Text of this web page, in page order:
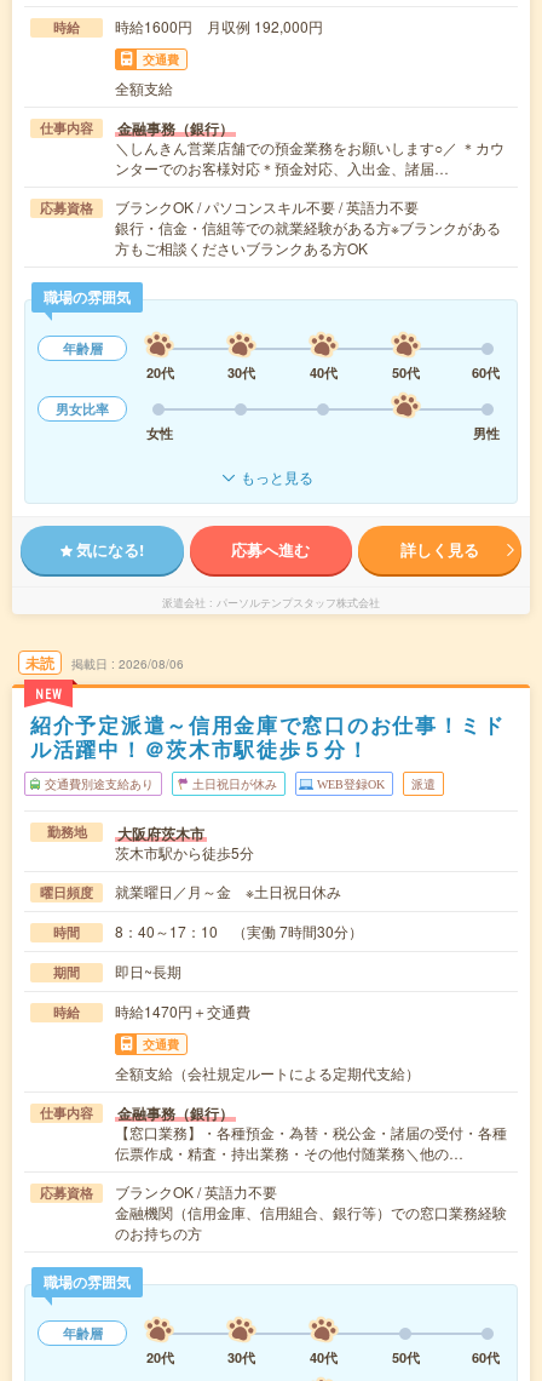
時給 時給1600円 月収例 192,000円
交通費
全額支給
仕事内容 金融事務（銀行）
＼しんきん営業店舗での預金業務をお願いします○／ ＊カウ
ンターでのお客様対応＊預金対応、入出金、諸届…
応募資格
ブランクOK / パソコンスキル不要 / 英語力不要
銀行・信金・信組等での就業経験がある方※ブランクがある
方もご相談くださいブランクある方OK
職場の雰囲気
年齢層
20代
30代 40代 50代
60代
男女比率
女性
男性
もっと見る
気になる! 応募へ進む 詳しく見る
派遣会社 パーソルテンプスタッフ株式会社
未読
NEW
掲載日 2026/08/06
紹介予定派遣～信用金庫で窓口のお仕事！ミド
ル活躍中！＠茨木市駅徒歩５分！
交通費別途支給あり 土日祝日が休み WEB登録OK 派遣
勤務地 大阪府茨木市
茨木市駅から徒歩5分
曜日頻度 就業曜日／月～金 ※土日祝日休み
時間 8：40～17：10 （実働 7時間30分）
期間 即日~長期
時給 時給1470円＋交通費
交通費
全額支給（会社規定ルートによる定期代支給）
仕事内容 金融事務（銀行）
【窓口業務】・各種預金・為替・税公金・諸届の受付・各種
伝票作成・精査・持出業務・その他付随業務＼他の…
応募資格
ブランクOK / 英語力不要
金融機関（信用金庫、信用組合、銀行等）での窓口業務経験
のお持ちの方
職場の雰囲気
年齢層
20代
30代 40代 50代 60代